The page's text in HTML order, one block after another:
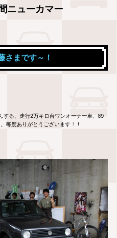
ニューカマー
さまです～！
する、走行2万キロ台ワンオーナー車、89
毎度ありがとうございます！！